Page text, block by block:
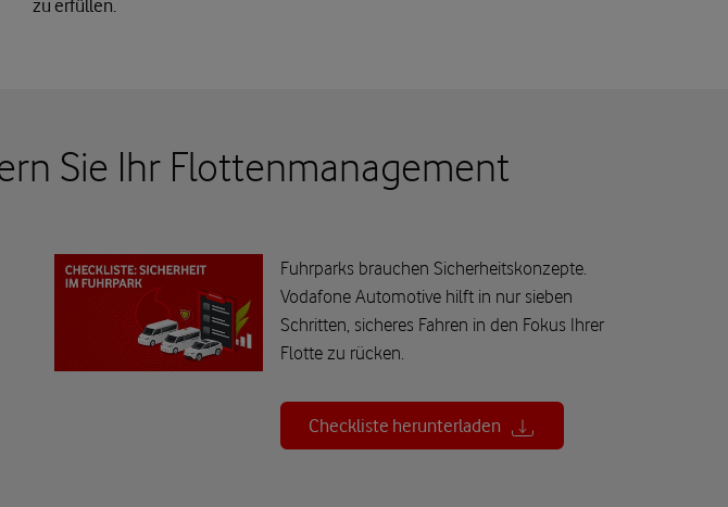
zu erfüllen.
Sie Ihr Flottenmanagement
Fuhrparks brauchen Sicherheitskonzepte.
Vodafone Automotive hilft in nur sieben
Schritten, sicheres Fahren in den Fokus Ihrer
Flotte zu rücken.
Checkliste herunterladen